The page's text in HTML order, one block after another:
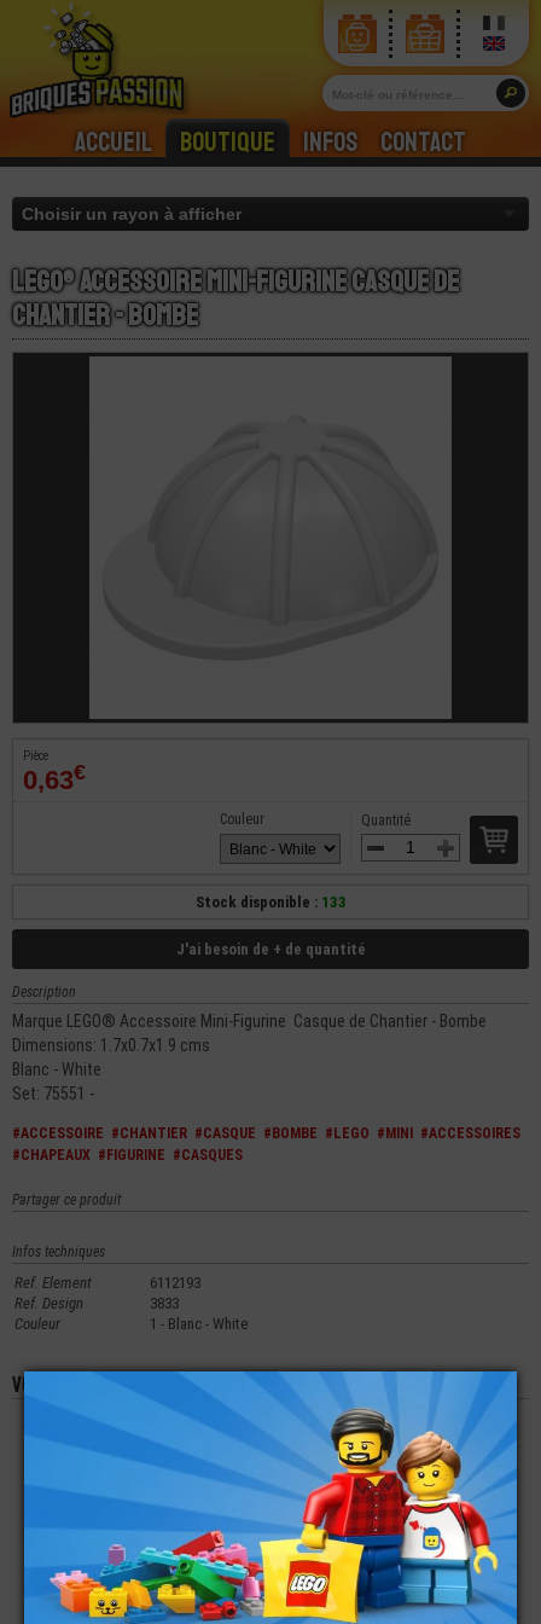
Accueil Boutique Infos Contact
LEGO® Accessoire Mini-Figurine Casque De
Chantier - Bombe
Pièce
0,63€
Quantité
Couleur
Stock disponible : 133
J'ai besoin de + de quantité
Description
Marque LEGO® Accessoire Mini-Figurine Casque de Chantier - Bombe
Dimensions: 1.7x0.7x1.9 cms
Blanc - White
Set: 75551 -
#ACCESSOIRE #CHANTIER #CASQUE #BOMBE #LEGO #MINI
#ACCESSOIRES
#CHAPEAUX #FIGURINE #CASQUES
Partager ce produit
Infos techniques
Ref. Element
6112193
Ref. Design
3833
Couleur
1 - Blanc - White
Vous aimerez aussi les produits suivants
LEGO® PLATE LISSE
RONDE 1X1 IMPRIMÉE
D'UNE ABEILLE
0,59€
LEGO® MINI-
FIGURINE CHEVEUX
LONGS RAIDES AVEC
BARETTES (3F)
2,99€
LEGO® MINI-
FIGURINE
SECRÉTAIRE
7,90€